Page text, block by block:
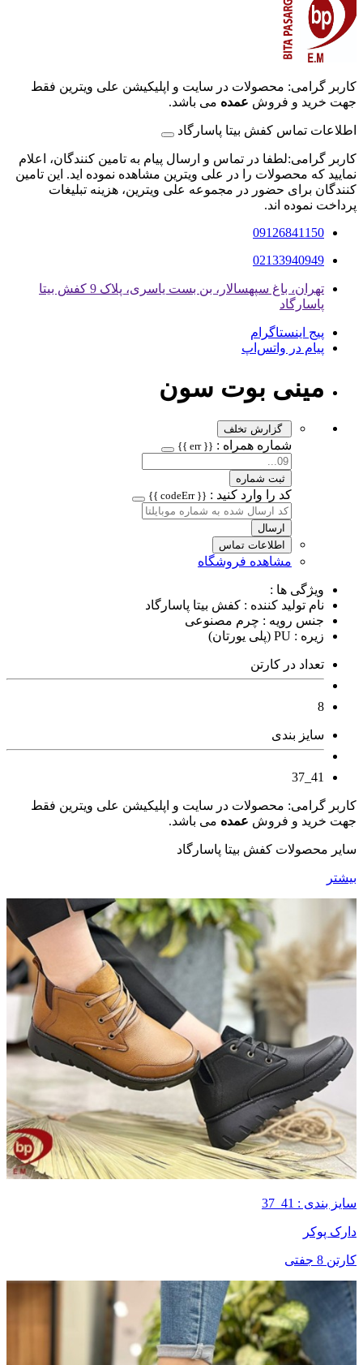
کاربر گرامی: محصولات در سایت و اپلیکیشن علی ویترین فقط
جهت خرید و فروش عمده می باشد.
اطلاعات تماس کفش بیتا پاسارگاد
کاربر گرامی:لطفا در تماس و ارسال پیام به تامین کنندگان، اعلام
نمایید که محصولات را در علی ویترین مشاهده نموده اید. این تامین
کنندگان برای حضور در مجموعه علی ویترین، هزینه تبلیغات
پرداخت نموده اند.
09126841150
02133940949
تهران، باغ سپهسالار، بن بست یاسری، پلاک 9 کفش بیتا
پاسارگاد
پیج اینستاگرام
پیام در واتس‌اپ
مینی بوت سون
گزارش تخلف
شماره همراه : {{ err }}
ثبت شماره
کد را وارد کنید : {{ codeErr }}
ارسال
اطلاعات تماس
مشاهده فروشگاه
ویژگی ها :
نام تولید کننده : کفش بیتا پاسارگاد
جنس رویه : چرم مصنوعی
زیره : PU (پلی یورتان)
تعداد در کارتن
8
سایز بندی
41_37
کاربر گرامی: محصولات در سایت و اپلیکیشن علی ویترین فقط
جهت خرید و فروش عمده می باشد.
سایر محصولات کفش بیتا پاسارگاد
بیشتر
سایز بندی : 41_37
دارک پوکر
کارتن 8 جفتی